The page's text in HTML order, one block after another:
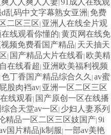
|
乱码中文字幕熟女亚洲 | 免费
二区三区| 亚洲人在线全片观
线观看你懂的| 黄页网在线免
频免费看国产精品| 天天抽天
| 国产精品大片在线看| 欧美精
在线看超 | 亚洲欧美福利视频
色丁香国产精品综合久久 | av蜜
股肉裆av| 亚洲一区二区三区
线观看| 国产原创一区在线播
合天堂av一区| 少妇人妻系列
精品一区二区三区妓国产| 9i
国片精品jk制服 | 一部av美艳